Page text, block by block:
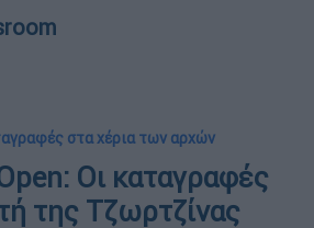
στα χέρια των αρχών
Οι καταγραφές
της Τζωρτζίνας